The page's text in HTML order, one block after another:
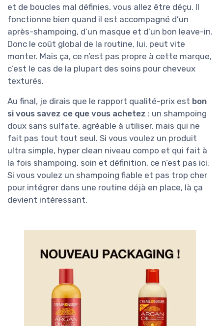
et de boucles mal définies, vous allez être déçu. Il
fonctionne bien quand il est accompagné d’un
après-shampoing, d’un masque et d’un bon leave-in.
Donc le coût global de la routine, lui, peut vite
monter. Mais ça, ce n’est pas propre à cette marque,
c’est le cas de la plupart des soins pour cheveux
texturés.
Au final, je dirais que le rapport qualité-prix est bon
si vous savez ce que vous achetez : un shampoing
doux sans sulfate, agréable à utiliser, mais qui ne
fait pas tout tout seul. Si vous voulez un produit
ultra simple, hyper clean niveau compo et qui fait à
la fois shampoing, soin et définition, ce n’est pas ici.
Si vous voulez un shampoing fiable et pas trop cher
pour intégrer dans une routine déjà en place, là ça
devient intéressant.